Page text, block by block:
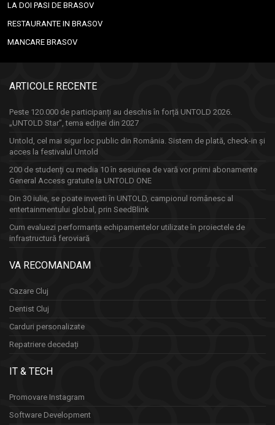
LA DOI PASI DE BRASOV
RESTAURANTE IN BRASOV
MANCARE BRASOV
ARTICOLE RECENTE
Peste 120.000 de participanți au deschis în forță UNTOLD 2026.
„UNTOLD Star”, tema ediției din 2027
Untold, cel mai sigur loc public din România. Sistem de plată, check-in și
acces la festivalul Untold
200 de studenți cu media 10 în sesiunea de vară vor primi abonamente
General Access gratuite la UNTOLD ONE
Din 30 iulie, se poate investi în UNTOLD, campionul românesc al
entertainmentului global, prin SeedBlink
Cum evaluezi performanța echipamentelor utilizate în proiectele de
infrastructură feroviară
VA RECOMANDAM
Cazare Cluj
Dentist Cluj
Carduri personalizate
Repatriere decedați
IT & TECH
Promovare Instagram
Software Development